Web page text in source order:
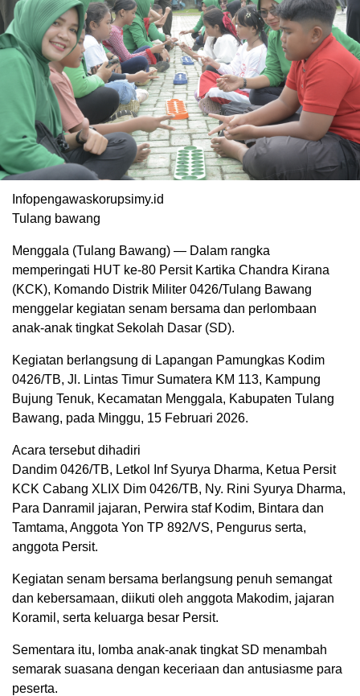
Infopengawaskorupsimy.id
Tulang bawang
Menggala (Tulang Bawang) — Dalam rangka
memperingati HUT ke-80 Persit Kartika Chandra Kirana
(KCK), Komando Distrik Militer 0426/Tulang Bawang
menggelar kegiatan senam bersama dan perlombaan
anak-anak tingkat Sekolah Dasar (SD).
Kegiatan berlangsung di Lapangan Pamungkas Kodim
0426/TB, Jl. Lintas Timur Sumatera KM 113, Kampung
Bujung Tenuk, Kecamatan Menggala, Kabupaten Tulang
Bawang, pada Minggu, 15 Februari 2026.
Acara tersebut dihadiri
Dandim 0426/TB, Letkol Inf Syurya Dharma, Ketua Persit
KCK Cabang XLIX Dim 0426/TB, Ny. Rini Syurya Dharma,
Para Danramil jajaran, Perwira staf Kodim, Bintara dan
Tamtama, Anggota Yon TP 892/VS, Pengurus serta,
anggota Persit.
Kegiatan senam bersama berlangsung penuh semangat
dan kebersamaan, diikuti oleh anggota Makodim, jajaran
Koramil, serta keluarga besar Persit.
Sementara itu, lomba anak-anak tingkat SD menambah
semarak suasana dengan keceriaan dan antusiasme para
peserta.